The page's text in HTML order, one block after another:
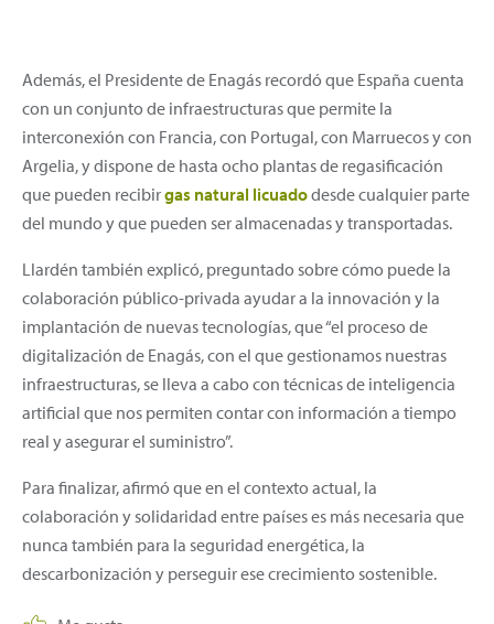
Además, el Presidente de Enagás recordó que España cuenta
con un conjunto de infraestructuras que permite la
interconexión con Francia, con Portugal, con Marruecos y con
Argelia, y dispone de hasta ocho plantas de regasificación
que pueden recibirgas natural licuadodesde cualquier parte
del mundo y que pueden ser almacenadas y transportadas.
Llardén también explicó, preguntado sobre cómo puede la
colaboración público-privada ayudar a la innovación y la
implantación de nuevas tecnologías, que “el proceso de
digitalización de Enagás, con el que gestionamos nuestras
infraestructuras, se lleva a cabo con técnicas de inteligencia
artificial que nos permiten contar con información a tiempo
real y asegurar el suministro”.
Para finalizar, afirmó que en el contexto actual, la
colaboración y solidaridad entre países es más necesaria que
nunca también para la seguridad energética, la
descarbonización y perseguir ese crecimiento sostenible.